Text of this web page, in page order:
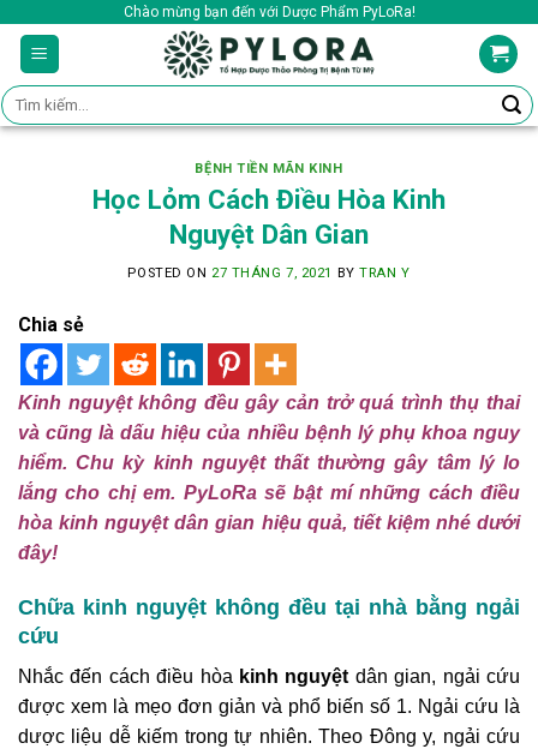
content
Chào mừng bạn đến với Dược Phẩm PyLoRa!
Tìm
kiếm:
BỆNH TIỀN MÃN KINH
Học Lỏm Cách Điều Hòa Kinh
Nguyệt Dân Gian
POSTED ON 27 THÁNG 7, 2021 BYTRAN Y
Chia sẻ
Kinh nguyệt không đều gây cản trở quá trình thụ thai
và cũng là dấu hiệu của nhiều bệnh lý phụ khoa nguy
hiểm. Chu kỳ kinh nguyệt thất thường gây tâm lý lo
lắng cho chị em. PyLoRa sẽ bật mí những cách điều
hòa kinh nguyệt dân gian hiệu quả, tiết kiệm nhé dưới
đây!
Chữa kinh nguyệt không đều tại nhà bằng ngải
cứu
Nhắc đến cách điều hòa kinh nguyệt dân gian, ngải cứu
được xem là mẹo đơn giản và phổ biến số 1. Ngải cứu là
dược liệu dễ kiếm trong tự nhiên. Theo Đông y, ngải cứu